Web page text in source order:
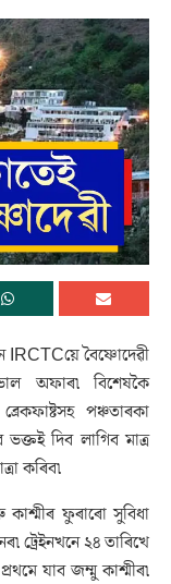
IRCTCয়ে বৈষ্ণোদেৱী
অফাৰ৷ বিশেষকৈ
পঞ্চতাৰকা
দিব লাগিব মাত্ৰ
কৰিব৷
ফুৰাৰো সুবিধা
ট্ৰেইনখনে ২৪ তাৰিখে
যাব জম্মু কাশ্মীৰ৷